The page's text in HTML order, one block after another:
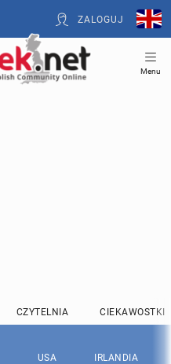
ZALOGUJ
Menu
CZYTELNIA CIEKAWOSTKI
USA IRLANDIA